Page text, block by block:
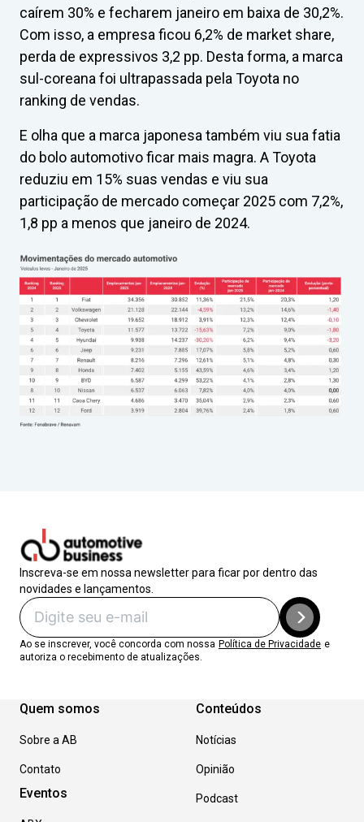
caírem 30% e fecharem janeiro em baixa de 30,2%.
Com isso, a empresa ficou 6,2% de market share,
perda de expressivos 3,2 pp. Desta forma, a marca
sul-coreana foi ultrapassada pela Toyota no
ranking de vendas.
E olha que a marca japonesa também viu sua fatia
do bolo automotivo ficar mais magra. A Toyota
reduziu em 15% suas vendas e viu sua
participação de mercado começar 2025 com 7,2%,
1,8 pp a menos que janeiro de 2024.
Inscreva-se em nossa newsletter para ficar por dentro das
novidades e lançamentos.
Ao se inscrever, você concorda com nossa Política de Privacidade e
autoriza o recebimento de atualizações.
Quem somos
Sobre a AB
Contato
Eventos
Conteúdos
Notícias
Opinião
Podcast